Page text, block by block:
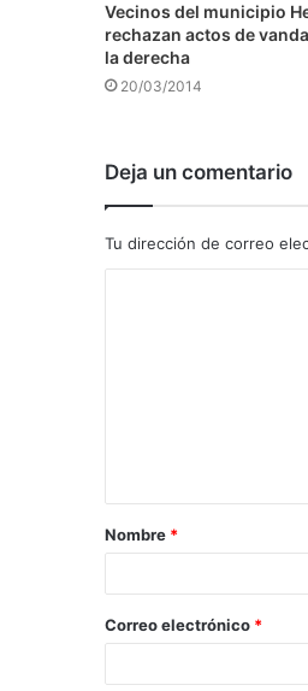
Vecinos del municipio
rechazan actos de
la derecha
20/03/2014
Deja un comentario
Tu dirección de correo
a
r
*
Nombre *
Correo electrónico *